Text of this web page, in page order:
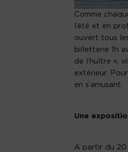
Comme
l’été et en
ouvert tous
billetterie 1h
de l’huître »,
extérieur.
en s’amusant.
Une
A partir du 20